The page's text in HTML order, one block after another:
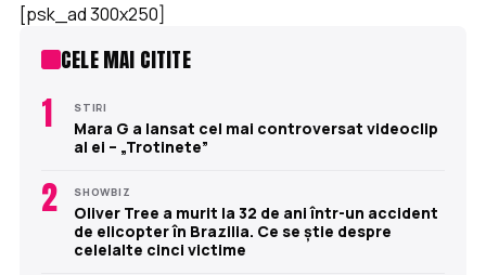
[psk_ad 300x250]
CELE MAI CITITE
1 STIRI
Mara G a lansat cel mai controversat videoclip
al ei – „Trotinete”
2 SHOWBIZ
Oliver Tree a murit la 32 de ani într-un accident
de elicopter în Brazilia. Ce se știe despre
celelalte cinci victime